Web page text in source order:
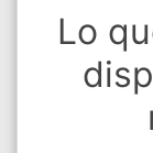
Lo